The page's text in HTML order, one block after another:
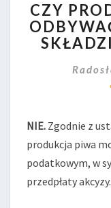
CZY
NIE. Zgodnie z
produkcja piwa
podatkowym, w
przedpłaty akcyzy.